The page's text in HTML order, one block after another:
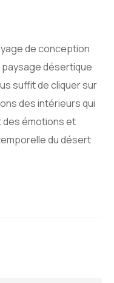
de conception
désertique
suffit de cliquer sur
des intérieurs qui
émotions et
du désert